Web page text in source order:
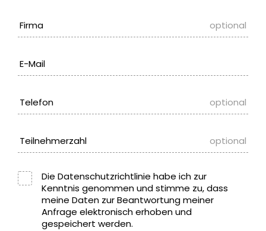
Firma optional
E-Mail
Telefon optional
Teilnehmerzahl optional
Die Datenschutzrichtlinie habe ich zur
Kenntnis genommen und stimme zu, dass
meine Daten zur Beantwortung meiner
Anfrage elektronisch erhoben und
gespeichert werden.